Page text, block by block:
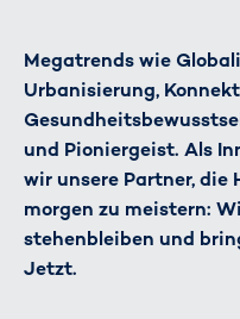
Megatrends wie
Urbanisierung,
und Pioniergeist. Als
wir unsere Partner, die
morgen zu meistern:
stehenbleiben und
Jetzt.